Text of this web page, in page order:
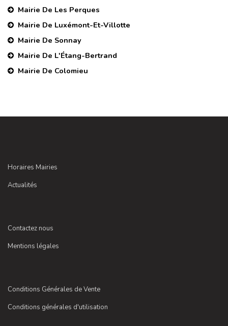
Mairie De Les Perques
Mairie De Luxémont-Et-Villotte
Mairie De Sonnay
Mairie De L'Étang-Bertrand
Mairie De Colomieu
Horaires Mairies
Actualités
Contactez nous
Mentions légales
Conditions Générales de Vente
Conditions générales d'utilisation